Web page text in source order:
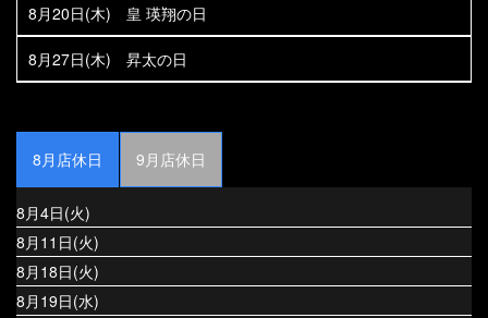
8月20日(木) 皇 瑛翔の日
8月27日(木) 昇太の日
8月店休日 9月店休日
8月4日(火)
8月11日(火)
8月18日(火)
8月19日(水)